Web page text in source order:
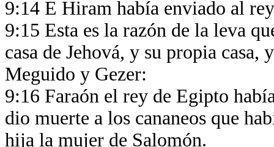
9:14 E Hiram había enviado al
9:15 Esta es la razón de la leva
casa de Jehová, y su propia
Meguido y Gezer:
9:16 Faraón el rey de Egipto
dio muerte a los cananeos que
hija la mujer de Salomón.